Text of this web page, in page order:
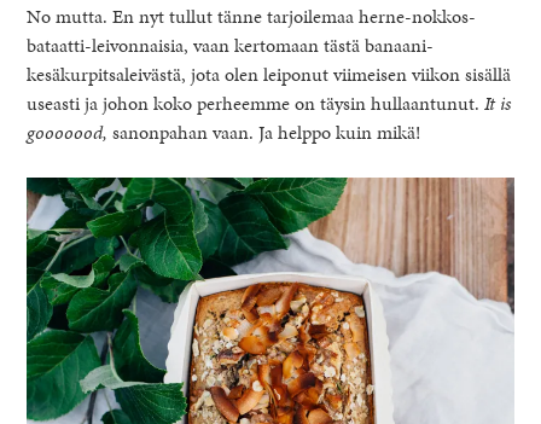
No mutta. En nyt tullut tänne tarjoilemaa herne-nokkos-
bataatti-leivonnaisia, vaan kertomaan tästä banaani-
kesäkurpitsaleivästä, jota olen leiponut viimeisen viikon sisällä
useasti ja johon koko perheemme on täysin hullaantunut.It is
gooooood,sanonpahan vaan. Ja helppo kuin mikä!